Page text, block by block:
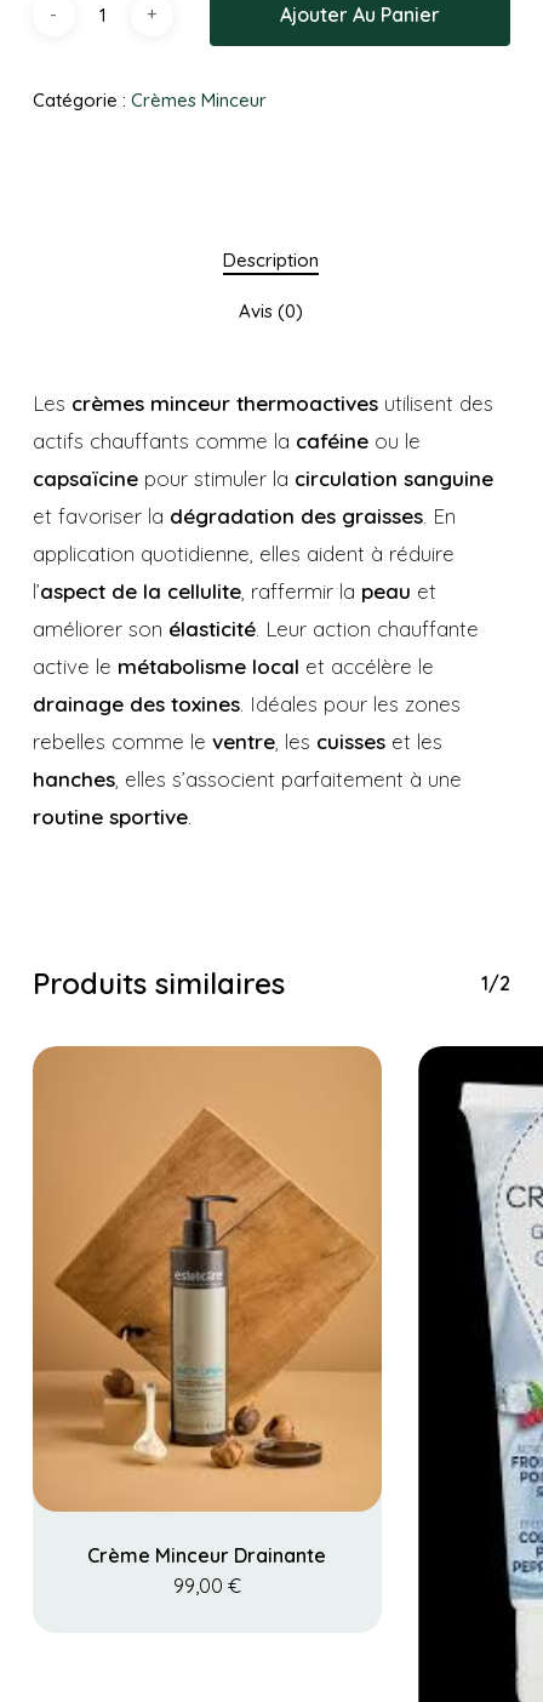
Ajouter Au Panier
Catégorie : Crèmes Minceur
Description
Avis (0)
Les crèmes minceur thermoactivesutilisent des
actifs chauffants comme la caféineou le
capsaïcinepour stimuler la circulation sanguine
et favoriser la dégradation des graisses. En
application quotidienne, elles aident à réduire
l’aspect de la cellulite, raffermir la peau et
améliorer son élasticité. Leur action chauffante
active le métabolisme local et accélère le
drainage des toxines. Idéales pour les zones
rebelles comme le ventre, les cuisseset les
hanches, elles s’associent parfaitement à une
routine sportive.
Produits similaires 1/2
Crème Minceur Drainante
99,00 €